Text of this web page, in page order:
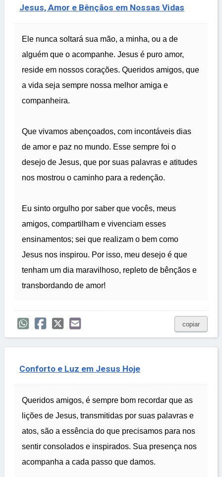
Jesus, Amor e Bênçãos em Nossas Vidas
Ele nunca soltará sua mão, a minha, ou a de
alguém que o acompanhe. Jesus é puro amor,
reside em nossos corações. Queridos amigos, que
a vida seja sempre nossa melhor amiga e
companheira.
Que vivamos abençoados, com incontáveis dias
de amor e paz no mundo. Esse sempre foi o
desejo de Jesus, que por suas palavras e atitudes
nos mostrou o caminho para a redenção.
Eu sinto orgulho por saber que vocês, meus
amigos, compartilham e vivenciam esses
ensinamentos; sei que realizam o bem como
Jesus nos inspirou. Por isso, meu desejo é que
tenham um dia maravilhoso, repleto de bênçãos e
transbordando de amor!
copiar
Conforto e Luz em Jesus Hoje
Queridos amigos, é sempre bom recordar que as
lições de Jesus, transmitidas por suas palavras e
atos, são a essência do que precisamos para nos
sentir consolados e inspirados. Sua presença nos
acompanha a cada passo que damos.